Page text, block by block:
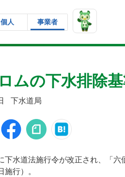
個人 事業者
ムの下水排除
下水道局
下水道法施行令が改正され、「
施行）。